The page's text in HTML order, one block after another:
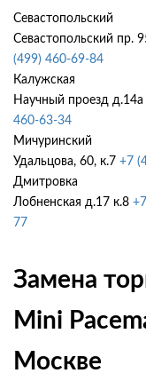
Севастопольский
Севастопольский пр.
(499) 460-69-84
Калужская
Научный проезд д.14а
460-63-34
Мичуринский
Удальцова, 60, к.7 +7
Дмитровка
Лобненская д.17 к.8
77
Замена
Mini
Москве